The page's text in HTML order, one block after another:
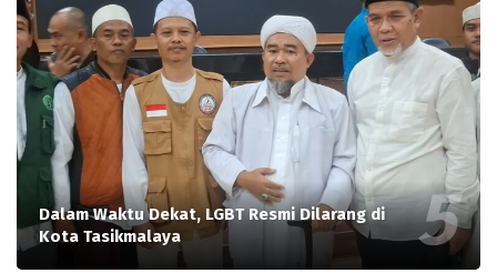
Dalam Waktu Dekat, LGBT Resmi Dilarang di
Kota Tasikmalaya